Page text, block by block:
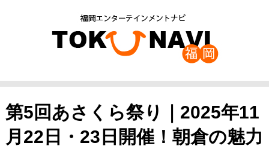
第5回あさくら祭り｜2025年11
月22日・23日開催！朝倉の魅力